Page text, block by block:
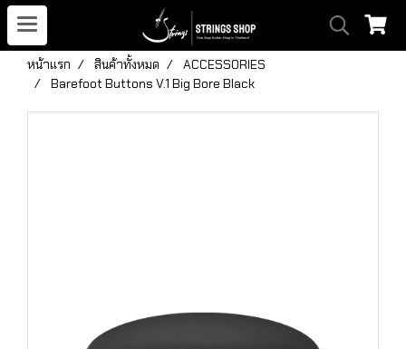
หน้าแรก สินค้าทั้งหมด
ACCESSORIES
Barefoot Buttons V.1 Big Bore Black